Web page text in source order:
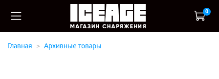
0
Главная Архивные товары